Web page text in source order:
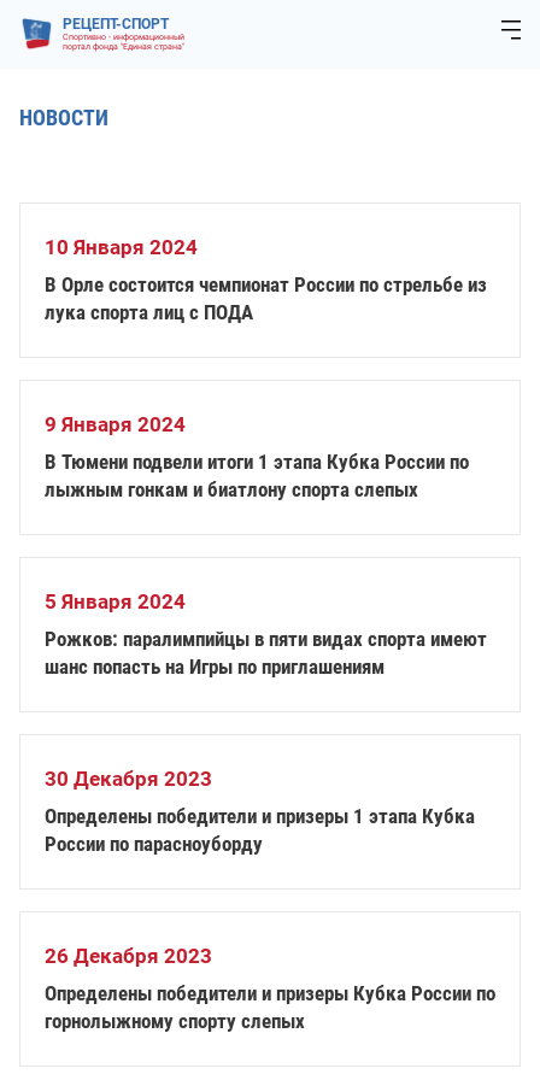
РЕЦЕПТ-СПОРТ
Спортивно - информационный
портал фонда "Единая страна"
НОВОСТИ
10 Января 2024
В Орле состоится чемпионат России по стрельбе из
лука спорта лиц с ПОДА
9 Января 2024
В Тюмени подвели итоги 1 этапа Кубка России по
лыжным гонкам и биатлону спорта слепых
5 Января 2024
Рожков: паралимпийцы в пяти видах спорта имеют
шанс попасть на Игры по приглашениям
30 Декабря 2023
Определены победители и призеры 1 этапа Кубка
России по парасноуборду
26 Декабря 2023
Определены победители и призеры Кубка России по
горнолыжному спорту слепых